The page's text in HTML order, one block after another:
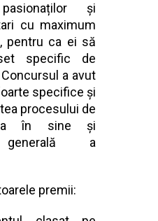
și
cu maximum
pentru ca ei să
specific de
a avut
specifice și
procesului de
în sine și
generală a
premii: